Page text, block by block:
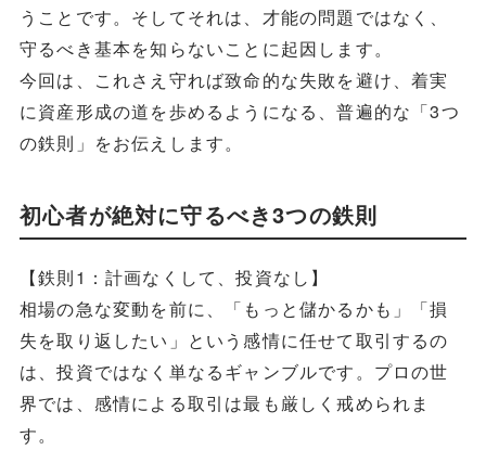
うことです。そしてそれは、才能の問題ではなく、
守るべき基本を知らないことに起因します。
今回は、これさえ守れば致命的な失敗を避け、着実
に資産形成の道を歩めるようになる、普遍的な「3つ
の鉄則」をお伝えします。
初心者が絶対に守るべき3つの鉄則
【鉄則1：計画なくして、投資なし】
相場の急な変動を前に、「もっと儲かるかも」「損
失を取り返したい」という感情に任せて取引するの
は、投資ではなく単なるギャンブルです。プロの世
界では、感情による取引は最も厳しく戒められま
す。